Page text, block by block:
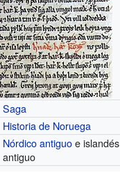
Saga
Historia de Noruega
Nórdico antiguoe islandés
antiguo